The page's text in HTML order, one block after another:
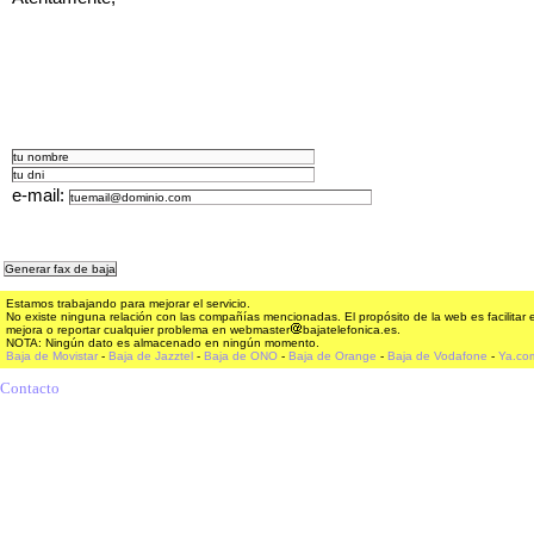
e-mail:
Estamos trabajando para mejorar el servicio.
No existe ninguna relación con las compañías mencionadas. El propósito de la web es
mejora o reportar cualquier problema en webmaster
bajatelefonica.es.
NOTA: Ningún dato es almacenado en ningún momento.
Baja de Movistar - Baja de Jazztel - Baja de ONO - Baja de Orange - Baja de Vodafone -
Contacto